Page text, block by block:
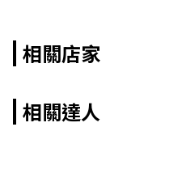
相關店家
相關達人